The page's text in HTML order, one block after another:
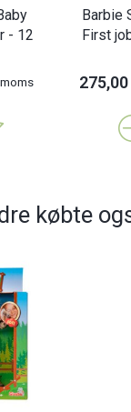
- 12
Barbie
First
275,00
købte